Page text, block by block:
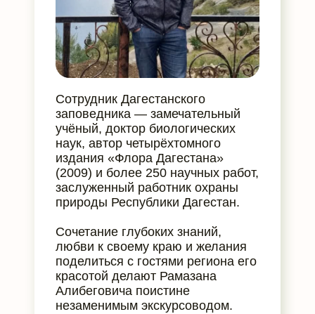
Сотрудник Дагестанского
заповедника — замечательный
учёный, доктор биологических
наук, автор четырёхтомного
издания «Флора Дагестана»
(2009) и более 250 научных работ,
заслуженный работник охраны
природы Республики Дагестан.
Сочетание глубоких знаний,
любви к своему краю и желания
поделиться с гостями региона его
красотой делают Рамазана
Алибеговича поистине
незаменимым экскурсоводом.